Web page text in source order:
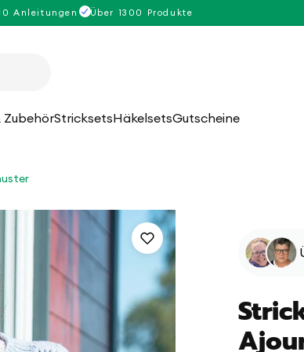
Anleitungen Über 1300 Produkte
ZubehörStricksetsHäkelsetsGutscheine